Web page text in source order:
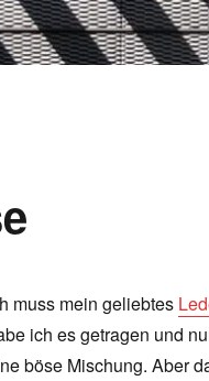
muss mein geliebtes
ich es getragen und
böse Mischung. Aber